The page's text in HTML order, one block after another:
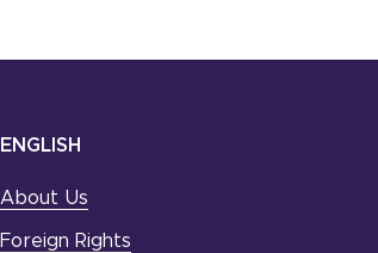
ENGLISH
About Us
Foreign Rights